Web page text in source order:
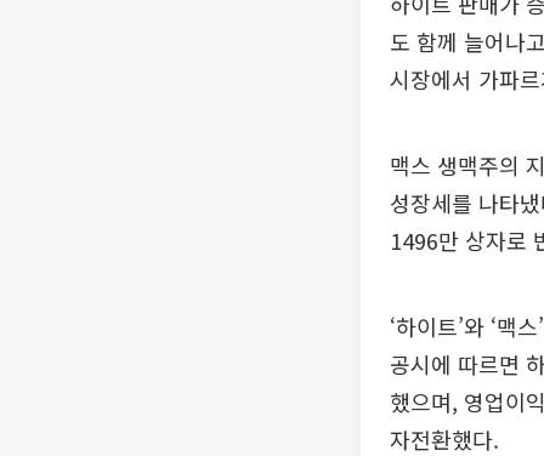
도 함께 늘어나
시장에서 가파
맥스 생맥주의
성장세를 나타
1496만 상자로
‘하이트’와 ‘맥
공시에 따르면
했으며, 영업이
자전환했다.